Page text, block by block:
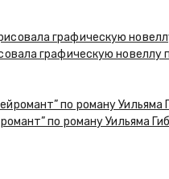
графическую новеллу
по роману Уильяма